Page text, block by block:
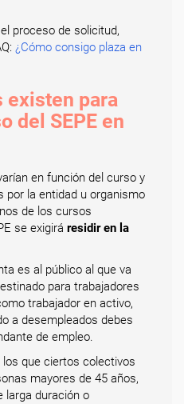
proceso de solicitud,
¿Cómo consigo plaza en
existen para
del SEPE en
en función del curso y
por la entidad u organismo
de los cursos
se exigirá residir en la
es al público al que va
para trabajadores
trabajador en activo,
a desempleados debes
de empleo.
que ciertos colectivos
mayores de 45 años,
larga duración o